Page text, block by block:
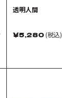
透明人間
￥5,280(税込)